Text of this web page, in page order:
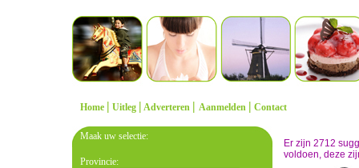
Home | Uitleg | Adverteren | Aanmelden | Contact
Maak uw selectie:
Provincie:
Er zijn 2712
voldoen, deze